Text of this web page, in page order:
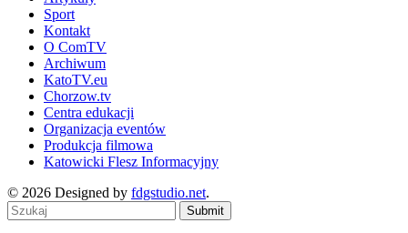
Sport
Kontakt
O ComTV
Archiwum
KatoTV.eu
Chorzow.tv
Centra edukacji
Organizacja eventów
Produkcja filmowa
Katowicki Flesz Informacyjny
© 2026 Designed by fdgstudio.net.
Submit